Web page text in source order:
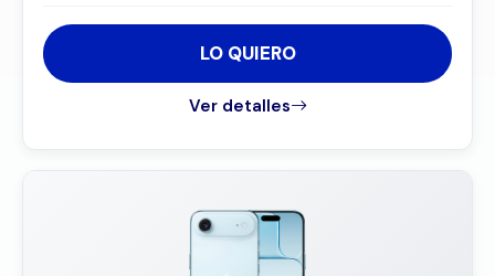
LO QUIERO
Ver detalles